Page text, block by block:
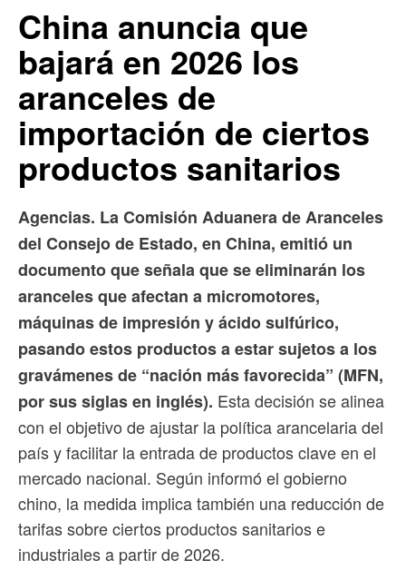
China anuncia que
bajará en 2026 los
aranceles de
importación de ciertos
productos sanitarios
Agencias. La Comisión Aduanera de Aranceles
del Consejo de Estado, en China, emitió un
documento que señala que se eliminarán los
aranceles que afectan a micromotores,
máquinas de impresión y ácido sulfúrico,
pasando estos productos a estar sujetos a los
gravámenes de “nación más favorecida” (MFN,
por sus siglas en inglés). Esta decisión se alinea
con el objetivo de ajustar la política arancelaria del
país y facilitar la entrada de productos clave en el
mercado nacional. Según informó el gobierno
chino, la medida implica también una reducción de
tarifas sobre ciertos productos sanitarios e
industriales a partir de 2026.